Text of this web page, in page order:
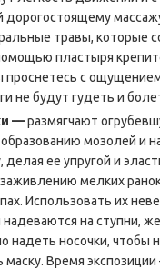
дорогостоящему
травы, которые
пластыря
проснетесь с
не будут гудеть и
—размягчают
мозолей и
делая ее упругой и
мелких
Использовать их
на ступни,
надеть носочки, чтобы
маску. Время